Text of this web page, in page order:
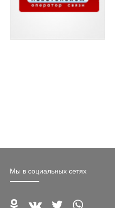
Мы в социальных сетях